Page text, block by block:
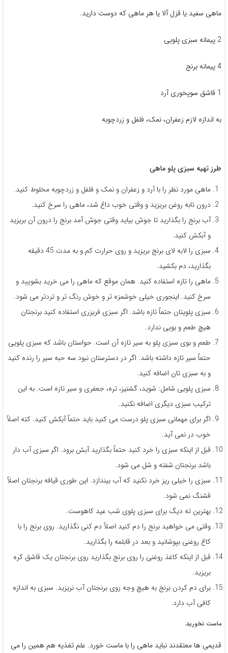
ماهی سفید یا قزل آلا یا هر ماهی که دوست دارید.
2 پیمانه سبزی پلویی
4 پیمانه برنج
1 قاشق سوپخوری آرد
به اندازه لازم زعفران، نمک، فلفل و زردچوبه
طرز تهیه سبزی پلو ماهی
ماهی مورد نظر را با آرد و زعفران و نمک و فلفل و زردچوبه مخلوط کنید.
درون تابه روغن بریزید و وقتی خوب داغ شد، ماهی را سرخ کنید.
آب برنج را بگذارید تا جوش بیاید وقتی جوش آمد برنج را درون آن بریزید
و آبکش کنید.
سبزی را لابه لای برنج بریزید و روی حرارت کم و به مدت 45 دقیقه
بگذارید، دم بکشید.
ماهی را تازه استفاده کنید. همان موقع که ماهی را می خرید بشویید و
سرخ کنید. اینجوری خیلی خوشمزه تر و خوش رنگ تر و تردتر می شود.
سبزی پلویتان حتماً تازه باشد. اگر سبزی فریزری استفاده کنید برنجتان
هیچ طعم و بویی ندارد.
طعم و بوی سبزی پلو به سیر تازه آن است. حواستان باشد که سبزی پلویی
حتماً سیر تازه داشته باشد. اگر در دسترستان نبود سه حبه سیر را رنده کنید
و به سبزی تان اضافه کنید.
سبزی پلویی شامل: شوید، گشنیز، تره، جعفری و سیر تازه است. به این
ترکیب سبزی دیگری اضافه نکنید.
اگر برای مهمانی سبزی پلو درست می کنید باید حتماً آبکش کنید. کته اصلاً
خوب در نمی آید.
قبل از اینکه سبزی را خرد کنید حتماً بگذارید آبش برود. اگر سبزی آب دار
باشد برنجتان شفته و شل می شود.
سبزی را خیلی ریز خرد نکنید که آب بیندازد. این طوری قیافه برنجتان اصلاً
قشنگ نمی شود.
بهترین ته دیگ برای سبزی پلوی شب عید کاهوست.
وقتی می خواهید برنج را دم کنید اصلاً دم کنی نگذارید. روی برنج را با
کاغ روغنی بپوشانید و بعد در قابلمه را بگذارید.
قبل از اینکه کاغذ روغنی را روی برنج بگذارید روی برنجتان یک قاشق کره
بریزید.
برای دم کردن برنج به هیچ وجه روی برنجتان آب نریزید. سبزی به اندازه
کافی آب دارد.
ماست نخورید.
قدیمی ها معتقدند نباید ماهی را با ماست خورد. علم تغذیه هم همین را می